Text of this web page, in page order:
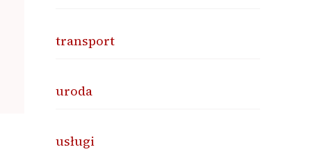
transport
uroda
usługi